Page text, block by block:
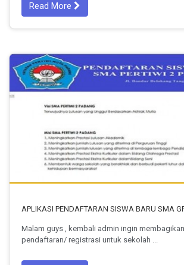
Read More
APLIKASI PENDAFTARAN SISWA BARU SMA
Malam guys , kembali admin ingin
pendaftaran/ registrasi untuk sekolah ...